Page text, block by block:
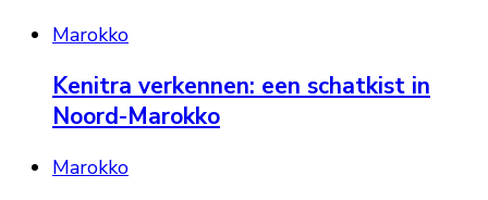
Marokko
Kenitra verkennen: een schatkist in
Noord-Marokko
Marokko